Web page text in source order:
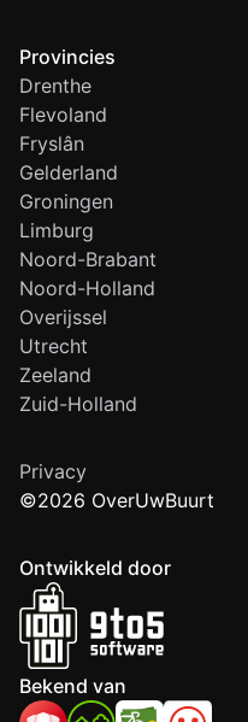
Provincies
Drenthe
Flevoland
Fryslân
Gelderland
Groningen
Limburg
Noord-Brabant
Noord-Holland
Overijssel
Utrecht
Zeeland
Zuid-Holland
Privacy
©2026 OverUwBuurt
Ontwikkeld door
Bekend van